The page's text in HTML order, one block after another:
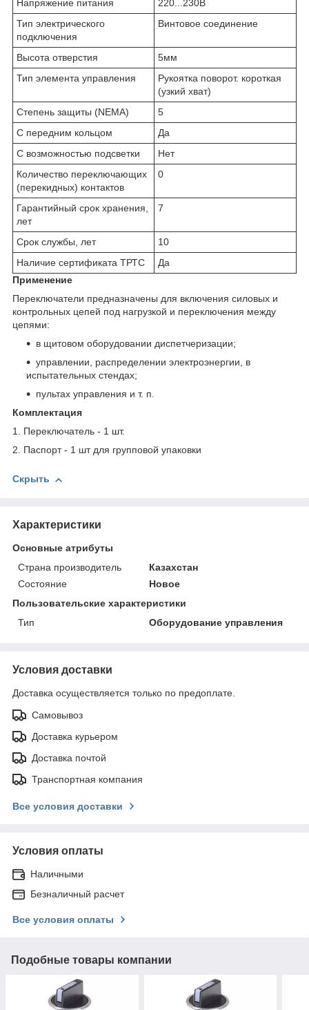
Напряжение питания
220...230В
Тип электрического
подключения
Винтовое соединение
Высота отверстия
5мм
Тип элемента управления
Рукоятка поворот. короткая
(узкий хват)
Степень защиты (NEMA)
5
С передним кольцом
Да
С возможностью подсветки
Нет
Количество переключающих
(перекидных) контактов
0
Гарантийный срок хранения,
лет
7
Срок службы, лет
10
Наличие сертификата ТРТС
Да
Применение
Переключатели предназначены для включения силовых и
контрольных цепей под нагрузкой и переключения между
цепями:
в щитовом оборудовании диспетчеризации;
управлении, распределении электроэнергии, в
испытательных стендах;
пультах управления и т. п.
Комплектация
1. Переключатель - 1 шт.
2. Паспорт - 1 шт для групповой упаковки
Скрыть
Характеристики
Основные атрибуты
Страна производитель
Казахстан
Состояние
Новое
Пользовательские характеристики
Тип
Оборудование управления
Условия доставки
Доставка осуществляется только по предоплате.
Самовывоз
Доставка курьером
Доставка почтой
Транспортная компания
Все условия доставки
Условия оплаты
Наличными
Безналичный расчет
Все условия оплаты
Подобные товары компании